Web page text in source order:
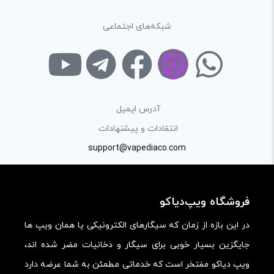
با توجه به ساختار بخش نظرات، از پرسیدن سوال یا درخواست
راهنمایی در این بخش خودداری کرده و سوالات خود را در بخش
«پرسش و پاسخ» مطرح کنید.
امکانات و قابلیت ها:
شبکه‌های اجتماعی
آدرس ایمیل
انتقادات و پیشنهادات
support@vapediaco.com
فروشگاه ویپ‌دیاکو
در این بازه از زمان که سیگارهای الکترونیکی یا همان ویپ ها
جایگزین بسیار خوبی برای سیگار و دخانیات مضر شده اند،
ویپ دیاکو مفتخر است که خدماتی مطمئن به شما عرضه دارد